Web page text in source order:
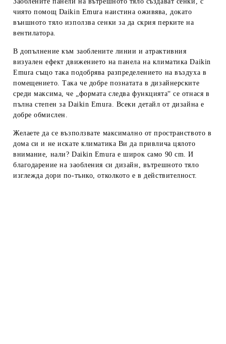
чиято помощ Daikin Emura наистина оживява, докато
външното тяло използва сенки за да скрия перките на
вентилатора.
В допълнение към заоблените линии и атрактивния
визуален ефект движението на панела на климатика Daikin
Emura също така подобрява разпределението на въздуха в
помещението. Така че добре познатата в дизайнерските
среди максима, че „формата следва функцията“ се отнася в
пълна степен за Daikin Emura. Всеки детайл от дизайна е
добре обмислен.
Желаете да се възползвате максимално от пространството в
дома си и не искате климатика Ви да привлича цялото
внимание, нали? Daikin Emura е широк само 90 cm. И
благодарение на заобления си дизайн, вътрешното тяло
изглежда дори по-тънко, отколкото е в действителност.